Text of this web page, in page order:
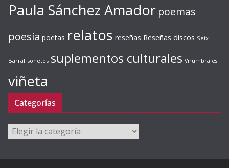
Paula Sánchez Amador poemas
poesía poetas relatos reseñas Reseñas discos Seix
Barral sonetos suplementos culturales Virumbrales
viñeta
Categorías
Categorías